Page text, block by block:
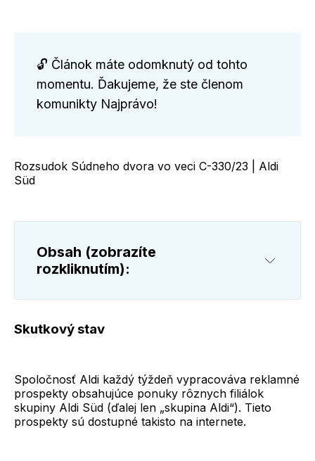
🔓 Článok máte odomknutý od tohto
momentu. Ďakujeme, že ste členom
komunikty Najprávo!
Rozsudok Súdneho dvora vo veci C-330/23 | Aldi
Süd
Obsah (zobrazíte
rozkliknutím):
Z rozhodnutia Súdneho dvora
Skutkový stav
Spoločnosť Aldi každý týždeň vypracováva reklamné
prospekty obsahujúce ponuky rôznych filiálok
skupiny Aldi Süd (ďalej len „skupina Aldi“). Tieto
prospekty sú dostupné takisto na internete.